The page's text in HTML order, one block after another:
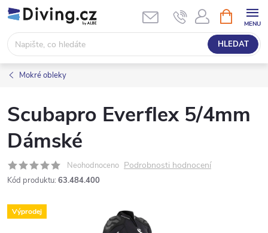
Přejít
na
obsah
HLEDAT
NÁKUPNÍ
KOŠÍK
Mokré obleky
Scubapro Everflex 5/4mm
Dámské
Neohodnoceno Podrobnosti hodnocení
Kód produktu: 63.484.400
Výprodej